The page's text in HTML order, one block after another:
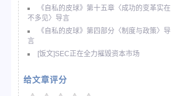
《自私的皮球》第十五章〈成功的变革实在
不多见〉导言
《自私的皮球》第四部分〈制度与政策〉导
言
[饭文]SEC正在全力摧毁资本市场
给文章评分